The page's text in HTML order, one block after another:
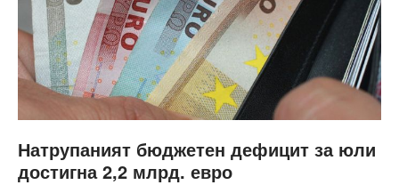
Натрупаният бюджетен дефицит за юли
достигна 2,2 млрд. евро